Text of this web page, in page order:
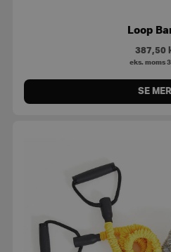
Loop
387,50
eks. moms
SE